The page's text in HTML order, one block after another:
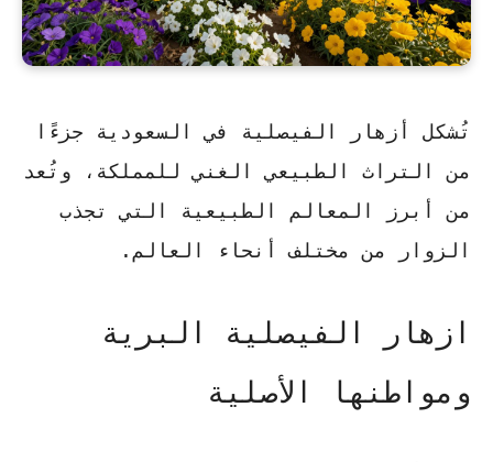
تُشكل أزهار الفيصلية في السعودية جزءًا
من التراث الطبيعي الغني للمملكة، وتُعد
من أبرز المعالم الطبيعية التي تجذب
الزوار من مختلف أنحاء العالم.
ازهار الفيصلية البرية
ومواطنها الأصلية